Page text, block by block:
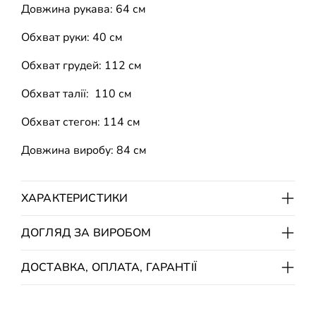
Довжина рукава: 64 см
Обхват руки: 40 см
Обхват грудей: 112 см
Обхват талії: 110 см
Обхват стегон: 114 см
Довжина виробу: 84 см
ХАРАКТЕРИСТИКИ
ДОГЛЯД ЗА ВИРОБОМ
ДОСТАВКА, ОПЛАТА, ГАРАНТІЇ